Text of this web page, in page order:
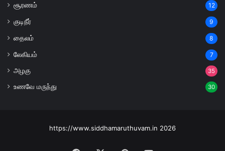
சூரணம் 12
குடிநீர் 9
தைலம் 8
லேகியம் 7
அழகு 35
உணவே மருந்து 30
https://www.siddhamaruthuvam.in 2026